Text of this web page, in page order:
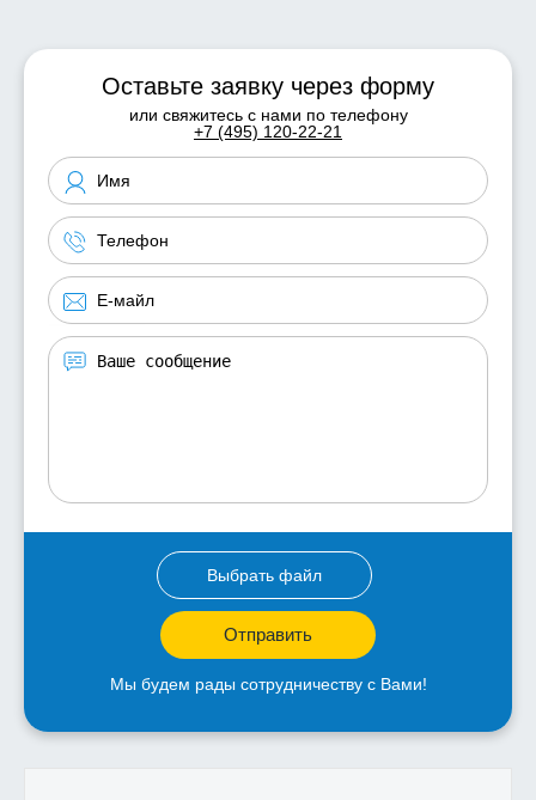
Оставьте заявку через форму
или свяжитесь с нами по телефону
+7 (495) 120-22-21
Выбрать файл
Отправить
Мы будем рады сотрудничеству с Вами!